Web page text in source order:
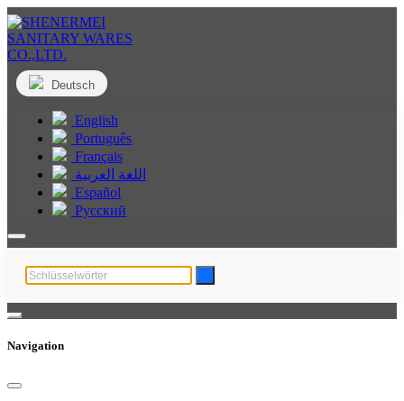
Deutsch
English
Português
Français
اللغة العربية
Español
Русский
Navigation